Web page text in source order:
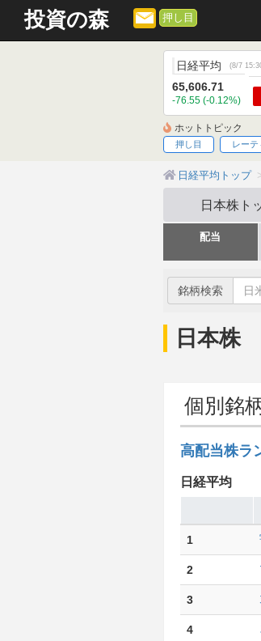
投資の森 押し目
日経平均 (8/7
65,606.71
-76.55 (-0.12%)
ホットトピック
押し目 レーテ
日経平均トップ
日本株ト
配当
銘柄検索
日本株
個別銘
高配当株ラ
日経平均
1
2
3
4